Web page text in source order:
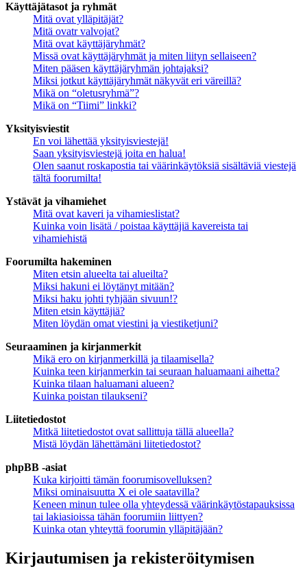
Käyttäjätasot ja ryhmät
Mitä ovat ylläpitäjät?
Mitä ovatr valvojat?
Mitä ovat käyttäjäryhmät?
Missä ovat käyttäjäryhmät ja miten liityn sellaiseen?
Miten pääsen käyttäjäryhmän johtajaksi?
Miksi jotkut käyttäjäryhmät näkyvät eri väreillä?
Mikä on “oletusryhmä”?
Mikä on “Tiimi” linkki?
Yksityisviestit
En voi lähettää yksityisviestejä!
Saan yksityisviestejä joita en halua!
Olen saanut roskapostia tai väärinkäytöksiä sisältäviä viestejä
tältä foorumilta!
Ystävät ja vihamiehet
Mitä ovat kaveri ja vihamieslistat?
Kuinka voin lisätä / poistaa käyttäjiä kavereista tai
vihamiehistä
Foorumilta hakeminen
Miten etsin alueelta tai alueilta?
Miksi hakuni ei löytänyt mitään?
Miksi haku johti tyhjään sivuun!?
Miten etsin käyttäjiä?
Miten löydän omat viestini ja viestiketjuni?
Seuraaminen ja kirjanmerkit
Mikä ero on kirjanmerkillä ja tilaamisella?
Kuinka teen kirjanmerkin tai seuraan haluamaani aihetta?
Kuinka tilaan haluamani alueen?
Kuinka poistan tilaukseni?
Liitetiedostot
Mitkä liitetiedostot ovat sallittuja tällä alueella?
Mistä löydän lähettämäni liitetiedostot?
phpBB -asiat
Kuka kirjoitti tämän foorumisovelluksen?
Miksi ominaisuutta X ei ole saatavilla?
Keneen minun tulee olla yhteydessä väärinkäytöstapauksissa
tai lakiasioissa tähän foorumiin liittyen?
Kuinka otan yhteyttä foorumin ylläpitäjään?
Kirjautumisen ja rekisteröitymisen